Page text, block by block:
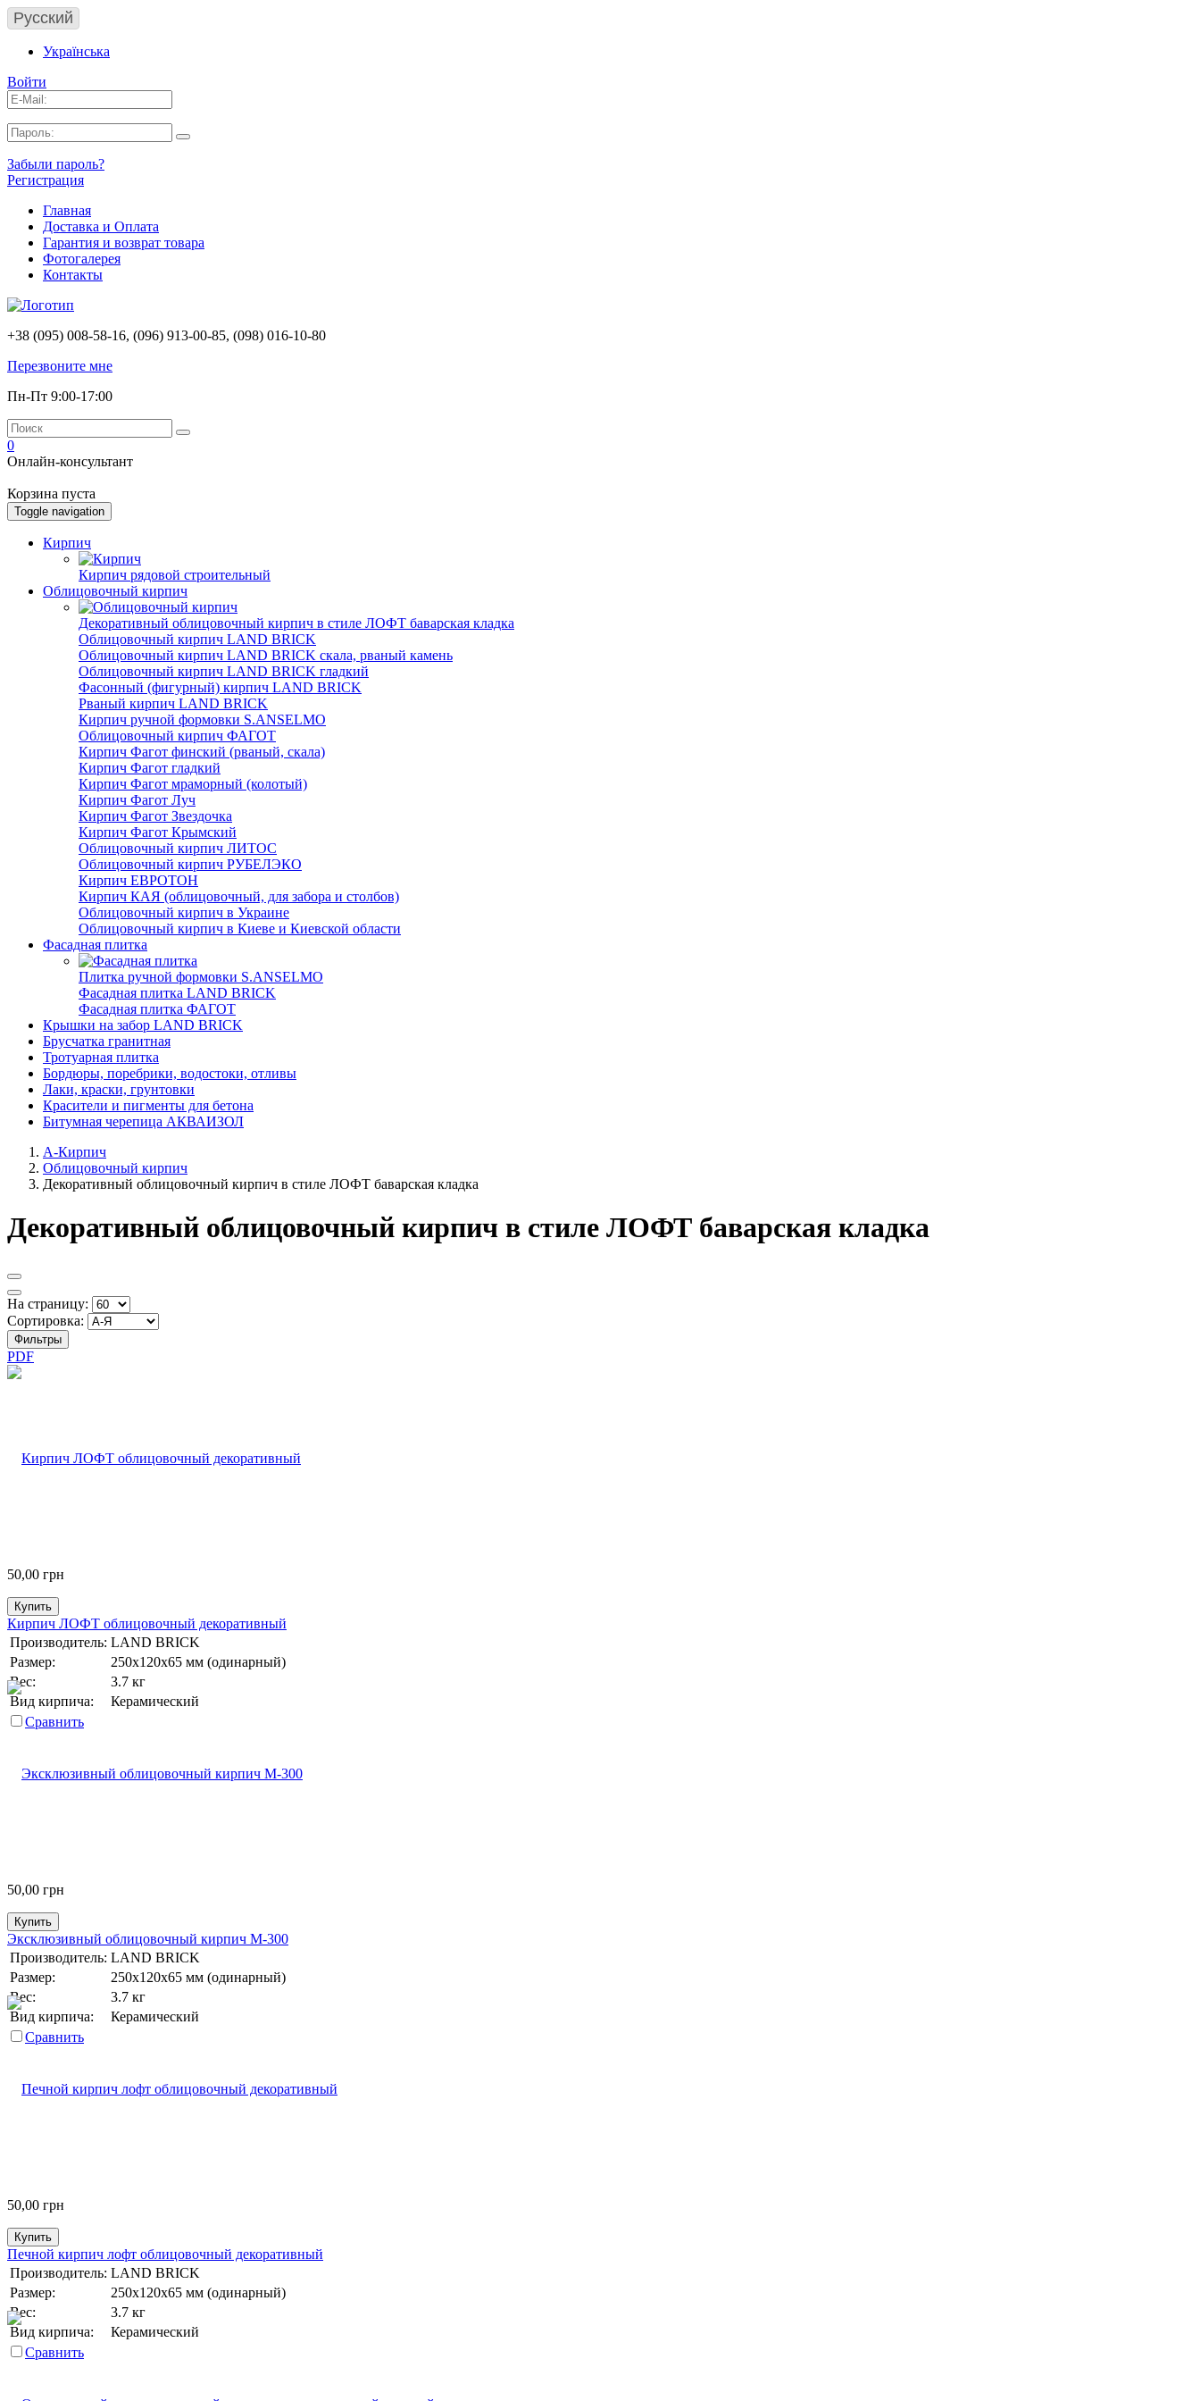
Русский
Українська
Войти
Забыли пароль?
Регистрация
Главная
Доставка и Оплата
Гарантия и возврат товара
Фотогалерея
Контакты
+38 (095) 008-58-16, (096) 913-00-85, (098) 016-10-80
Перезвоните мне
Пн-Пт 9:00-17:00
0
Онлайн-консультант
Корзина пуста
Toggle navigation
Кирпич
Кирпич рядовой строительный
Облицовочный кирпич
Декоративный облицовочный кирпич в стиле ЛОФТ баварская кладка
Облицовочный кирпич LAND BRICK
Облицовочный кирпич LAND BRICK скала, рваный камень
Облицовочный кирпич LAND BRICK гладкий
Фасонный (фигурный) кирпич LAND BRICK
Рваный кирпич LAND BRICK
Кирпич ручной формовки S.ANSELMO
Облицовочный кирпич ФАГОТ
Кирпич Фагот финский (рваный, скала)
Кирпич Фагот гладкий
Кирпич Фагот мраморный (колотый)
Кирпич Фагот Луч
Кирпич Фагот Звездочка
Кирпич Фагот Крымский
Облицовочный кирпич ЛИТОС
Облицовочный кирпич РУБЕЛЭКО
Кирпич ЕВРОТОН
Кирпич КАЯ (облицовочный, для забора и столбов)
Облицовочный кирпич в Украине
Облицовочный кирпич в Киеве и Киевской области
Фасадная плитка
Плитка ручной формовки S.ANSELMO
Фасадная плитка LAND BRICK
Фасадная плитка ФАГОТ
Крышки на забор LAND BRICK
Брусчатка гранитная
Тротуарная плитка
Бордюры, поребрики, водостоки, отливы
Лаки, краски, грунтовки
Красители и пигменты для бетона
Битумная черепица АКВАИЗОЛ
А-Кирпич
Облицовочный кирпич
Декоративный облицовочный кирпич в стиле ЛОФТ баварская кладка
Декоративный облицовочный кирпич в стиле ЛОФТ баварская кладка
На страницу:
Сортировка:
Фильтры
PDF
50,00 грн
Купить
Кирпич ЛОФТ облицовочный декоративный
Производитель: LAND BRICK
Размер:
250х120х65 мм (одинарный)
Вес:
3.7 кг
Вид кирпича:
Керамический
Сравнить
50,00 грн
Купить
Эксклюзивный облицовочный кирпич М-300
Производитель: LAND BRICK
Размер:
250х120х65 мм (одинарный)
Вес:
3.7 кг
Вид кирпича:
Керамический
Сравнить
50,00 грн
Купить
Печной кирпич лофт облицовочный декоративный
Производитель: LAND BRICK
Размер:
250х120х65 мм (одинарный)
Вес:
3.7 кг
Вид кирпича:
Керамический
Сравнить